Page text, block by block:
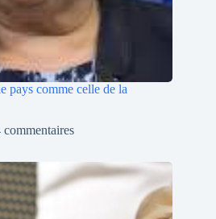
pays comme celle de la
commentaires